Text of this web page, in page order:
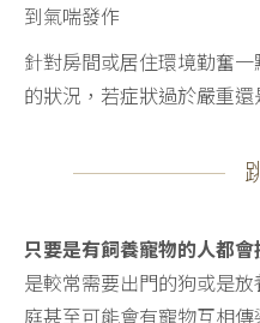
到氣喘發作
針對房間或居住環境勤奮
的狀況，若症狀過於嚴重還
只要是有飼養寵物的人都
是較常需要出門的狗或是
庭甚至可能會有寵物互相